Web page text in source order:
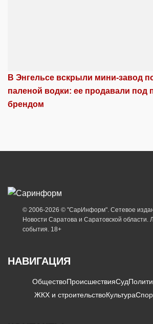
В Энгельсе вскрыли мини-завод
паленой водки: ее продавали под
брендом
© 2006-2026 © "СарИнформ". Сетевое
Новости Саратова и Саратовской области.
события. 18+
НАВИГАЦИЯ
ОбществоПроисшествияСуд
ЖКХ и строительствоКультура